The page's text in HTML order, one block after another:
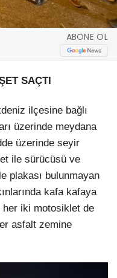
ABONE OL
SAÇTI
ilçesine bağlı
üzerinde meydana
üzerinde seyir
ile sürücüsü ve
plakası bulunmayan
kafa kafaya
her iki motosiklet de
asfalt zemine